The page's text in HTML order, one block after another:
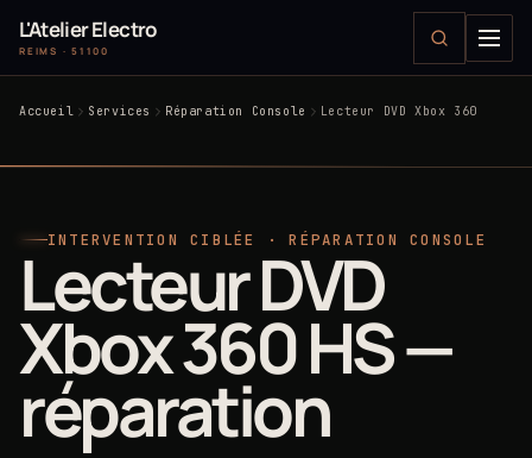
L'Atelier Electro
REIMS · 51100
Accueil Services Réparation Console Lecteur DVD Xbox 360
INTERVENTION CIBLÉE · RÉPARATION CONSOLE
Lecteur DVD
Xbox 360 HS —
réparation